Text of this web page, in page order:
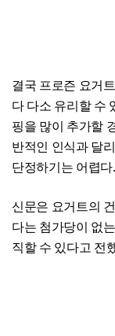
결국 프로즌 요거
다 다소 유리할 수
핑을 많이 추가할
반적인 인식과 달
단정하기는 어렵다.
신문은 요거트의
다는 첨가당이 없
직할 수 있다고 전